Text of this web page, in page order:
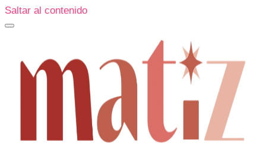
Saltar al contenido